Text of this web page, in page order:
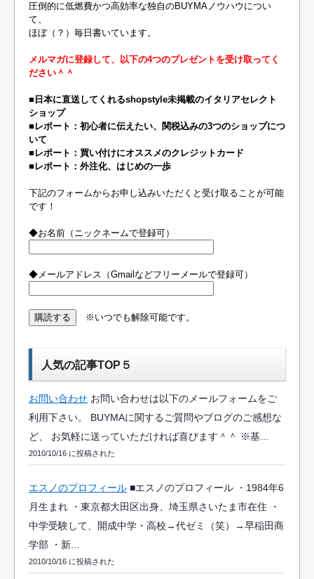
圧倒的に低燃費かつ高効率な独自のBUYMAノウハウについ
て、
ほぼ（？）毎日書いています。
メルマガに登録して、以下の4つのプレゼントを受け取ってく
ださい＾＾
■日本に直送してくれるshopstyle未掲載のイタリアセレクト
ショップ
■レポート：初心者に伝えたい、関税込みの3つのショップにつ
いて
■レポート：買い付けにオススメのクレジットカード
■レポート：外注化、はじめの一歩
下記のフォームからお申し込みいただくと受け取ることが可能
です！
◆お名前（ニックネームで登録可）
◆メールアドレス（Gmailなどフリーメールで登録可）
※いつでも解除可能です。
人気の記事TOP５
お問い合わせ お問い合わせは以下のメールフォームをご
利用下さい。 BUYMAに関するご質問やブログのご感想な
ど、 お気軽に送っていただければ喜びます＾＾ ※基...
2010/10/16 に投稿された
エスノのプロフィール ■エスノのプロフィール ・1984年6
月生まれ ・東京都大田区出身、埼玉県さいたま市在住 ・
中学受験して、開成中学・高校→代ゼミ（笑）→早稲田商
学部 ・新...
2010/10/16 に投稿された